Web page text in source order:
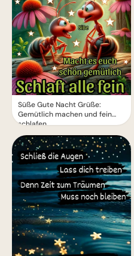
Süße Gute Nacht Grüße:
Gemütlich machen und fein
schlafen